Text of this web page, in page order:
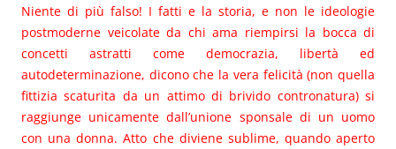
Niente di più falso! I fatti e la storia, e non le ideologie
postmoderne veicolate da chi ama riempirsi la bocca di
concetti astratti come democrazia, libertà ed
autodeterminazione, dicono che la vera felicità (non quella
fittizia scaturita da un attimo di brivido contronatura) si
raggiunge unicamente dall’unione sponsale di un uomo
con una donna. Atto che diviene sublime, quando aperto